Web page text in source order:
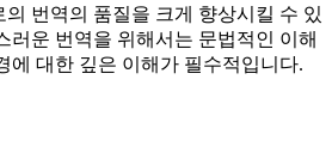
의 번역의 품질을 크게 향상시킬 수 있
러운 번역을 위해서는 문법적인 이해
에 대한 깊은 이해가 필수적입니다.